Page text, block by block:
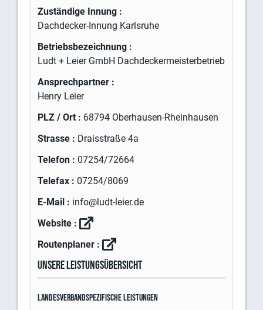
Zuständige Innung :
Dachdecker-Innung Karlsruhe
Betriebsbezeichnung :
Ludt + Leier GmbH Dachdeckermeisterbetrieb
Ansprechpartner :
Henry Leier
PLZ / Ort : 68794 Oberhausen-Rheinhausen
Strasse : Draisstraße 4a
Telefon : 07254/72664
Telefax : 07254/8069
E-Mail : info@ludt-leier.de
Website :
Routenplaner :
Unsere Leistungsübersicht
Landesverbandspezifische Leistungen